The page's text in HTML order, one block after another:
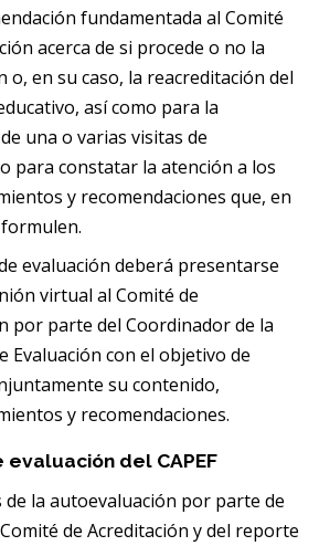
fundamentada al Comité
acerca de si procede o no la
o, en su caso, la reacreditación del
así como para la
una o varias visitas de
para constatar la atención a los
y recomendaciones que, en
evaluación deberá presentarse
virtual al Comité de
por parte del Coordinador de la
Evaluación con el objetivo de
su contenido,
y recomendaciones.
del CAPEF
la autoevaluación por parte de
de Acreditación y del reporte